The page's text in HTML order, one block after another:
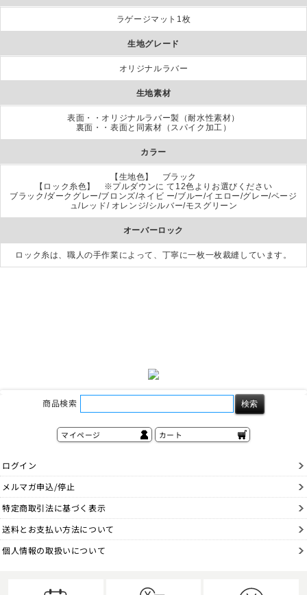
ラゲージマット1枚
生地グレード
オリジナルラバー
生地素材
表面・・オリジナルラバー製（耐水性素材）
裏面・・表面と同素材（スパイク加工）
カラー
【生地色】 ブラック
【ロック糸色】 ※プルダウンに て12色よりお選びください
ブラック/ダークグレー/ブロンズ/ネイビ ー/ブルー/イエロー/グレー/ベージ
ュ/レッド/ オレンジ/シルバー/モスグリーン
オーバーロック
ロック糸は、職人の手作業によって、丁寧に一枚一枚裁縫しています。
商品検索
マイページ カート
ログイン
メルマガ申込/停止
特定商取引法に基づく表示
送料とお支払い方法について
個人情報の取扱いについて